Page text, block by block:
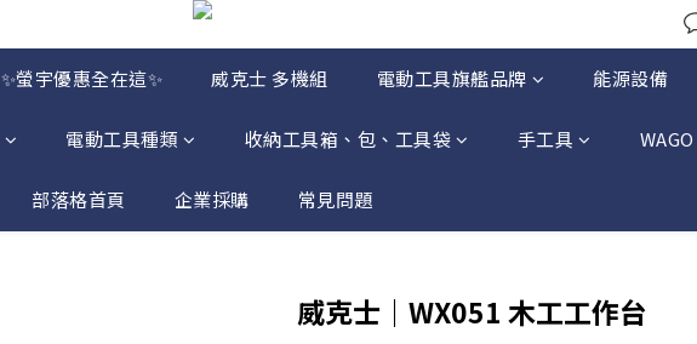
✨螢宇優惠全在這✨ 威克士 多機組 電動工具旗艦品牌 能源設備
電動工具種類 收納工具箱、包、工具袋 手工具
部落格首頁 企業採購 常見問題
威克士｜WX051 木工工作台